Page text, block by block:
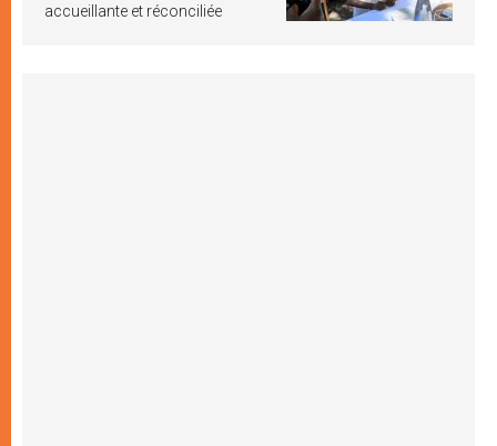
accueillante et réconciliée